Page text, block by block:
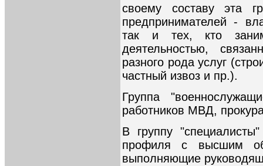
своему составу эта
предпринимателей -
так и тех, кто
деятельностью,
разного рода услуг
частный извоз и пр.).
Группа
работников МВД,
В группу
профиля с высшим
выполняющие